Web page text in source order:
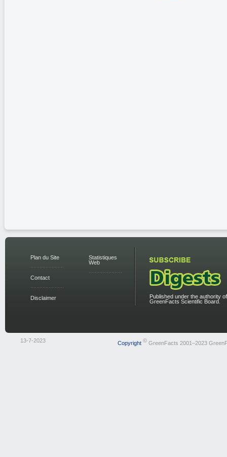
Plan du Site
Contact
Disclaimer
Statistiques
Web
Published under the authority
GreenFacts Scientific Board.
13-7-2023 Copyright ©GreenFacts 2001–2023